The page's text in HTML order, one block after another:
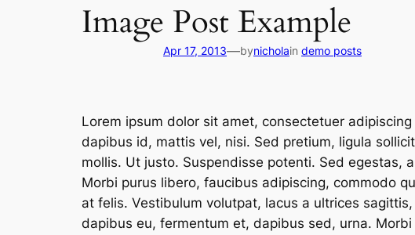
Image Post Example
Apr 17, 2013—bynicholain demo posts
Lorem ipsum dolor sit amet, consectetuer
dapibus id, mattis vel, nisi. Sed pretium, ligula
mollis. Ut justo. Suspendisse potenti. Sed egestas,
Morbi purus libero, faucibus adipiscing, commodo
at felis. Vestibulum volutpat, lacus a ultrices
dapibus eu, fermentum et, dapibus sed, urna.